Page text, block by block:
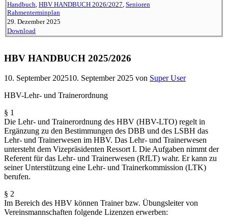
Handbuch, HBV HANDBUCH 2026/2027, Senioren
Rahmenterminplan
29. Dezember 2025
Download
HBV HANDBUCH 2025/2026
10. September 202510. September 2025 von Super User
HBV-Lehr- und Trainerordnung
§ 1
Die Lehr- und Trainer­ordnung des HBV (HBV-LTO) regelt in
Ergänzung zu den Bestim­mungen des DBB und des LSBH das
Lehr- und Trainer­wesen im HBV. Das Lehr- und Trainer­wesen
unter­steht dem Vizeprä­si­denten Ressort I. Die Aufgaben nimmt der
Referent für das Lehr- und Trainer­wesen (RfLT) wahr. Er kann zu
seiner Unter­stützung eine Lehr- und Trainer­kom­mission (LTK)
berufen.
§ 2
Im Bereich des HBV können Trainer bzw. Übungs­leiter von
Vereins­mann­schaften folgende Lizenzen erwerben: